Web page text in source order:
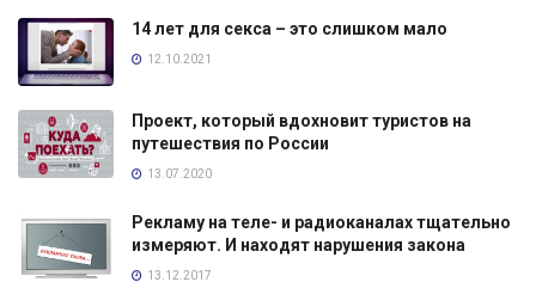
14 лет для секса – это слишком мало
12.10.2021
Проект, который вдохновит туристов на
путешествия по России
13.07.2020
Рекламу на теле- и радиоканалах тщательно
измеряют. И находят нарушения закона
13.12.2017